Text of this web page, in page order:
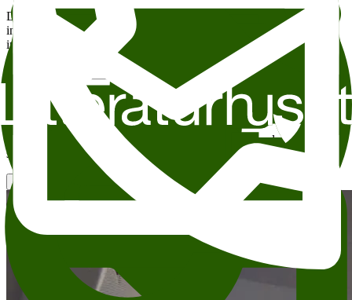
Den enkelte arrangør er ansvarlig for arrangement og tekst,
innhenting av fototillatelse og fotokreditering. For spørsmål om
innhold, deltakere eller andre detaljer, ta kontakt direkte med
arrangøren.
Vil du leie Kverneland?
Dette arrangementet finner sted i Kverneland. Kverneland er en lys
sal med utsikt mot Slottsparken.
Les mer om utleie